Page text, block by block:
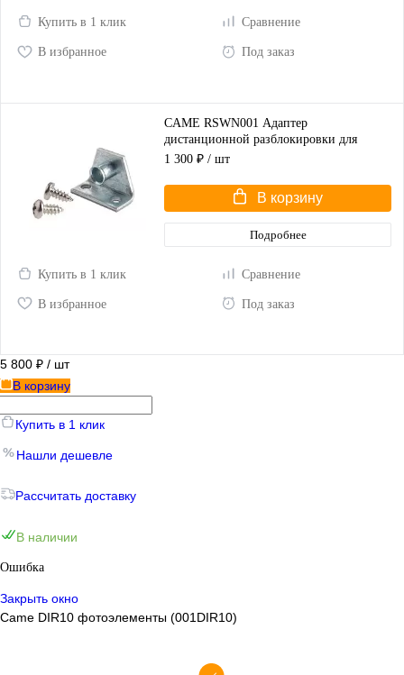
Купить в 1 клик Сравнение
В избранное Под заказ
CAME RSWN001 Адаптер
дистанционной разблокировки для
распашных ворот
1 300 ₽ / шт
В корзину
Подробнее
Купить в 1 клик Сравнение
В избранное Под заказ
5 800 ₽ / шт
В корзину
Купить в 1 клик
Нашли дешевле
Рассчитать доставку
В наличии
Ошибка
Закрыть окно
Came DIR10 фотоэлементы (001DIR10)